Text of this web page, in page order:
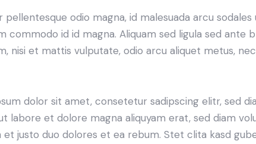
pellentesque odio magna, id malesuada arcu
commodo id id magna. Aliquam sed ligula sed ante
nisi et mattis vulputate, odio arcu aliquet metus,
dolor sit amet, consetetur sadipscing elitr, sed
labore et dolore magna aliquyam erat, sed diam
et justo duo dolores et ea rebum. Stet clita kasd